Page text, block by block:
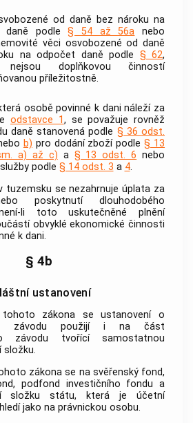
od daně bez nároku na
daně podle§ 54 až 56a nebo
věci osvobozené od daně
na odpočet daně podle § 62,
nejsou doplňkovou činností
příležitostně.
osobě povinné k dani náleží za
odstavce 1, se považuje rovněž
daně stanovená podle § 36 odst.
b) pro dodání zbožípodle§ 13
a) až c) a § 13 odst. 6 nebo
podle § 14 odst. 3 a 4.
tuzemsku se nezahrnujeúplata za
poskytnutí dlouhodobého
li toto uskutečněné plnění
obvyklé ekonomické činnosti
k dani.
§ 4b
ustanovení
tohoto zákona se ustanovení o
závodu použijí i na část
závodu tvořící samostatnou
složku.
zákona se na svěřenský fond,
podfond investičního fondu a
složku státu, která je účetní
jako na právnickou osobu.